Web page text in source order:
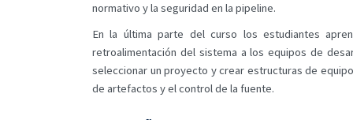
normativo y la seguridad en la pipeline.
En la última parte del curso los estudiantes
retroalimentación del sistema a los equipos de
seleccionar un proyecto y crear estructuras de
de artefactos y el control de la fuente.